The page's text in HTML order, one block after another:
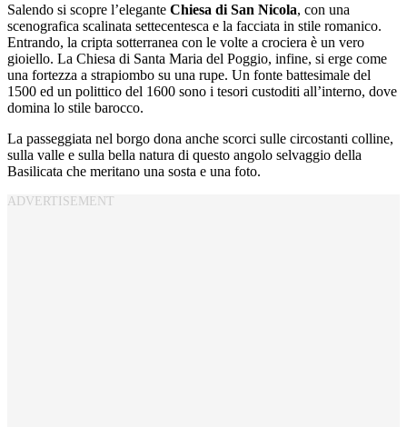
Salendo si scopre l’elegante Chiesa di San Nicola, con una
scenografica scalinata settecentesca e la facciata in stile romanico.
Entrando, la cripta sotterranea con le volte a crociera è un vero
gioiello. La Chiesa di Santa Maria del Poggio, infine, si erge come
una fortezza a strapiombo su una rupe. Un fonte battesimale del
1500 ed un polittico del 1600 sono i tesori custoditi all’interno, dove
domina lo stile barocco.
La passeggiata nel borgo dona anche scorci sulle circostanti colline,
sulla valle e sulla bella natura di questo angolo selvaggio della
Basilicata che meritano una sosta e una foto.